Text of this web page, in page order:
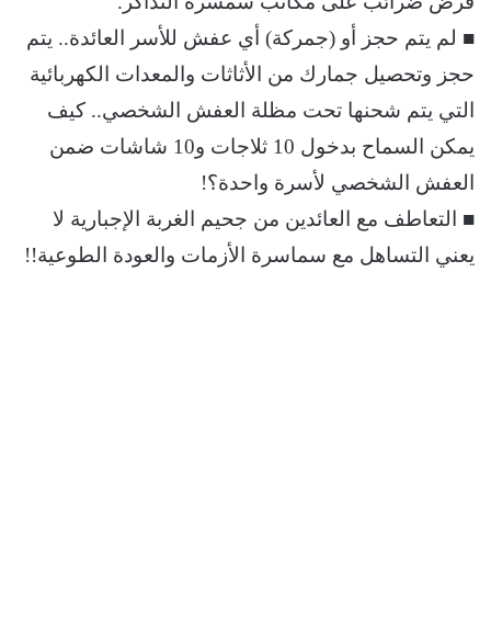
■ لم يتم حجز أو (جمركة) أي عفش للأسر العائدة.. يتم
حجز وتحصيل جمارك من الأثاثات والمعدات الكهربائية
التي يتم شحنها تحت مظلة العفش الشخصي.. كيف
يمكن السماح بدخول 10 ثلاجات و10 شاشات ضمن
العفش الشخصي لأسرة واحدة؟!
■ التعاطف مع العائدين من جحيم الغربة الإجبارية لا
يعني التساهل مع سماسرة الأزمات والعودة الطوعية!!